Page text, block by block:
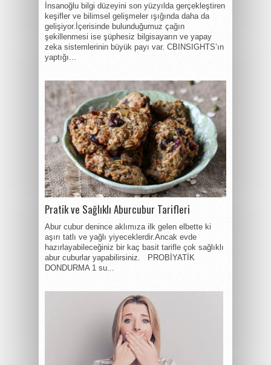
İnsanoğlu bilgi düzeyini son yüzyılda gerçekleştiren
keşifler ve bilimsel gelişmeler ışığında daha da
gelişiyor.İçerisinde bulunduğumuz çağın
şekillenmesi ise şüphesiz bilgisayarın ve yapay
zeka sistemlerinin büyük payı var. CBINSIGHTS’ın
yaptığı...
Pratik ve Sağlıklı Aburcubur Tarifleri
Abur cubur denince aklımıza ilk gelen elbette ki
aşırı tatlı ve yağlı yiyeceklerdir.Ancak evde
hazırlayabileceğiniz bir kaç basit tarifle çok sağlıklı
abur cuburlar yapabilirsiniz. PROBİYATİK
DONDURMA 1 su...